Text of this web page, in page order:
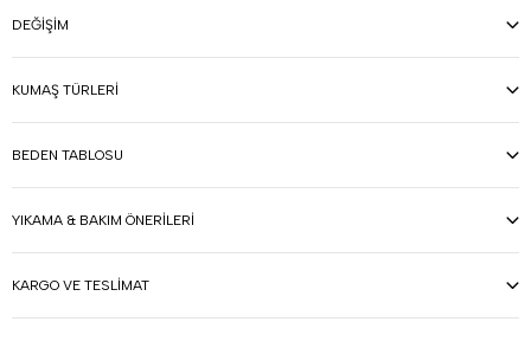
DEĞIŞIM
KUMAŞ TÜRLERI
BEDEN TABLOSU
YIKAMA & BAKIM ÖNERILERI
KARGO VE TESLIMAT